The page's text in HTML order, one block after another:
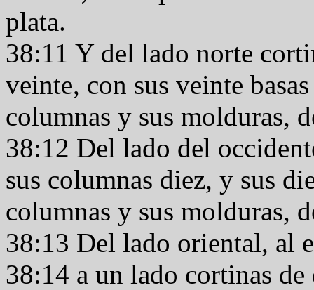
plata.
38:11 Y del lado norte
veinte, con sus veinte
columnas y sus molduras,
38:12 Del lado del
sus columnas diez, y sus
columnas y sus molduras,
38:13 Del lado oriental, al
38:14 a un lado cortinas